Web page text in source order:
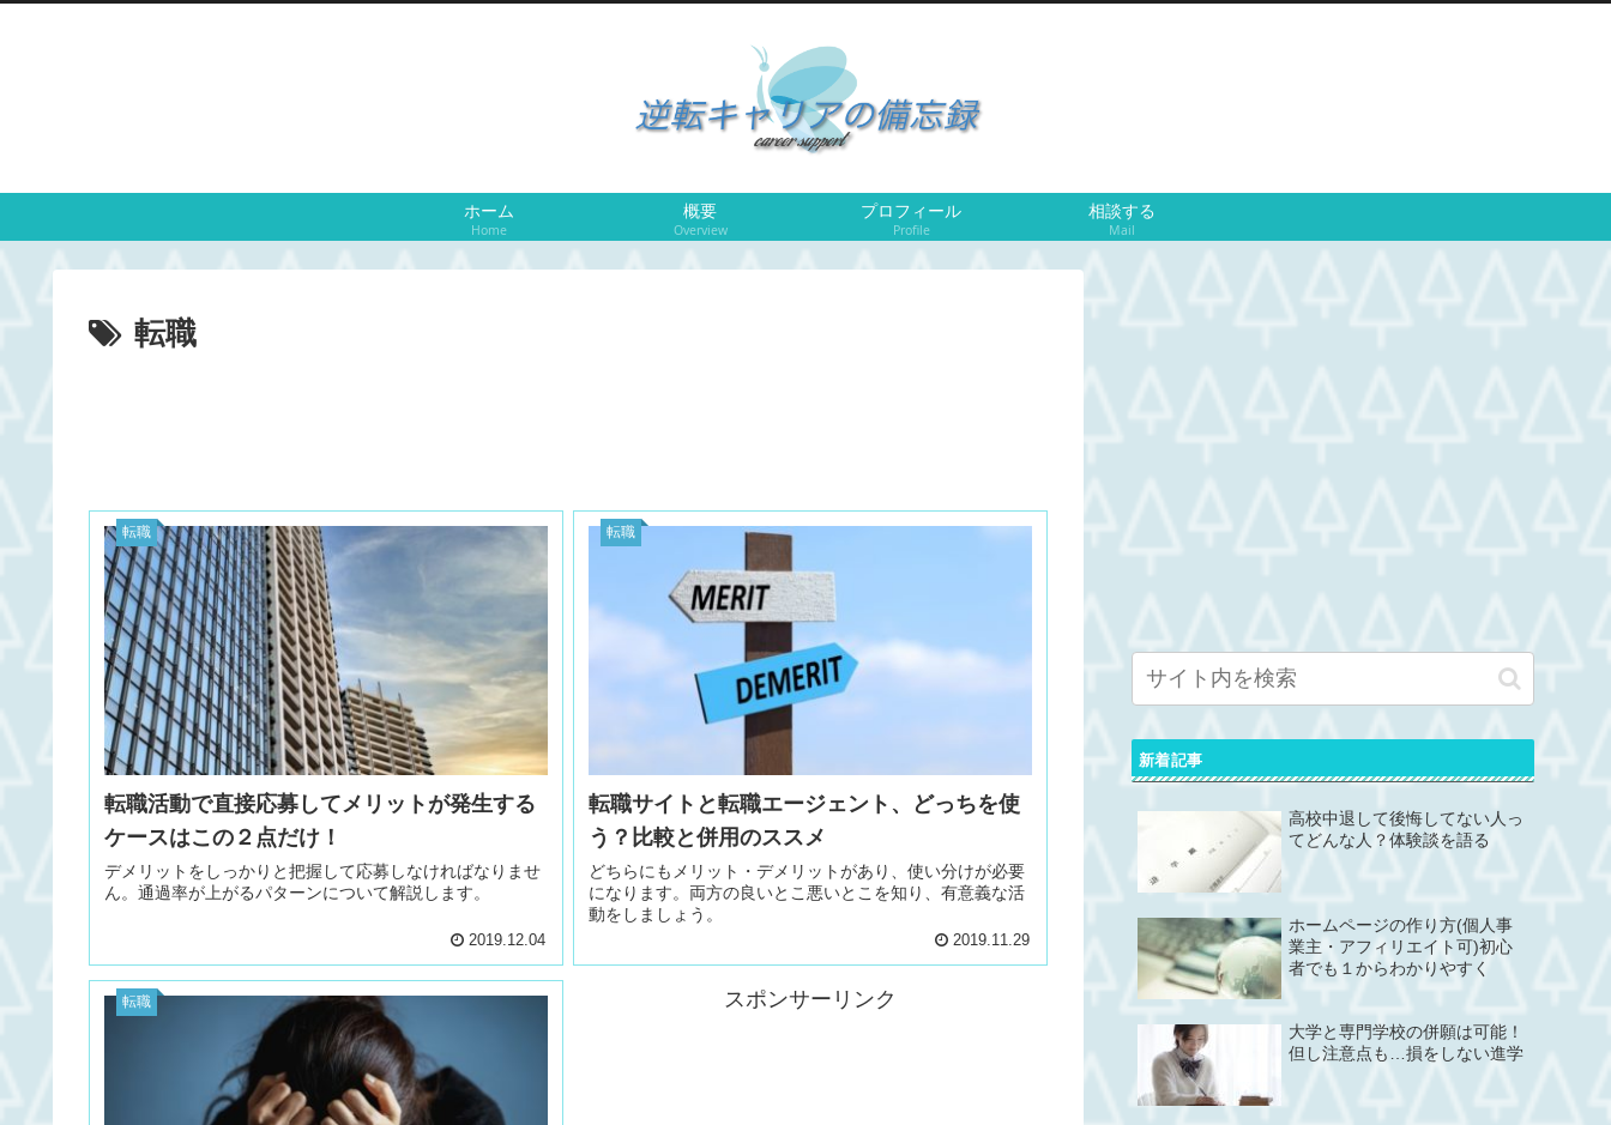
ホーム
Home
概要
Overview
プロフィール
Profile
相談する
Mail
転職
転職
転職活動で直接応募してメリットが発生する
ケースはこの２点だけ！
デメリットをしっかりと把握して応募しなければなりませ
ん。通過率が上がるパターンについて解説します。
2019.12.04
転職
転職サイトと転職エージェント、どっちを使
う？比較と併用のススメ
どちらにもメリット・デメリットがあり、使い分けが必要
になります。両方の良いとこ悪いとこを知り、有意義な活
動をしましょう。
2019.11.29
転職 スポンサーリンク
新着記事
高校中退して後悔してない人っ
てどんな人？体験談を語る
ホームページの作り方(個人事
業主・アフィリエイト可)初心
者でも１からわかりやすく
大学と専門学校の併願は可能！
但し注意点も…損をしない進学